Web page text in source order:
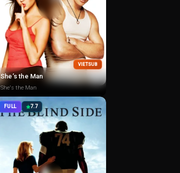
VIETSUB
She’s the Man
She's the Man
FULL 7.7